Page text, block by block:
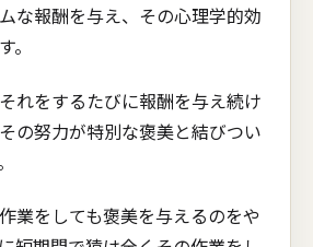
な報酬を与え、その心理学的効
。
れをするたびに報酬を与え続け
の努力が特別な褒美と結びつい
業をしても褒美を与えるのをや